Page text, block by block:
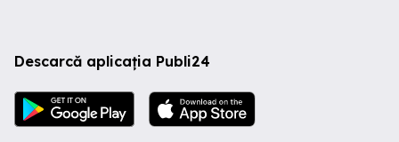
Descarcă aplicația Publi24